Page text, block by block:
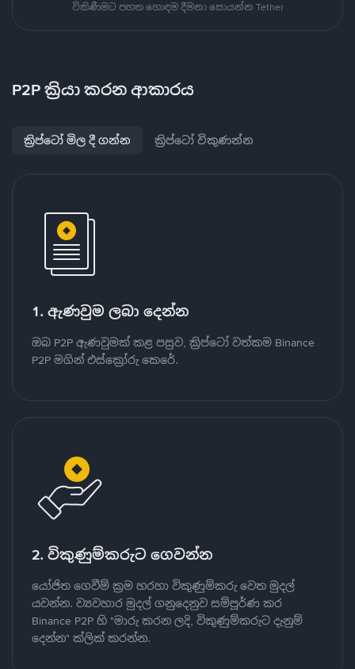
විකිණීමට පහත හොඳම දීමනා සොයන්න Tether
P2P ක්‍රියා කරන ආකාරය
ක්‍රිප්ටෝ මිල දී ගන්න ක්‍රිප්ටෝ විකුණන්න
1. ඇණවුම ලබා දෙන්න
ඔබ P2P ඇණවුමක් කළ පසුව, ක්‍රිප්ටෝ වත්කම Binance
P2P මගින් එස්ක්‍රෝරු කෙරේ.
2. විකුණුම්කරුට ගෙවන්න
යෝජිත ගෙවීම් ක්‍රම හරහා විකුණුම්කරු වෙත මුදල්
යවන්න. ව්‍යවහාර මුදල් ගනුදෙනුව සම්පූර්ණ කර
Binance P2P හි "මාරු කරන ලදි, විකුණුම්කරුට දැනුම්
දෙන්න" ක්ලික් කරන්න.